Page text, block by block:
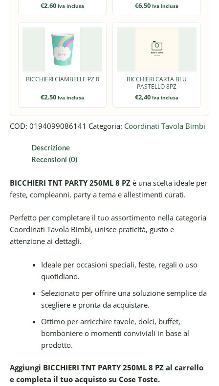
€2,60 Iva inclusa €6,50 Iva inclusa
BICCHIERI CIAMBELLE PZ 8
€2,50 Iva inclusa
BICCHIERI CARTA BLU
PASTELLO 8PZ
€2,40 Iva inclusa
COD: 0194099086141 Categoria: Coordinati Tavola Bimbi
Descrizione
Recensioni (0)
BICCHIERI TNT PARTY 250ML 8 PZ è una scelta ideale per
feste, compleanni, party a tema e allestimenti curati.
Perfetto per completare il tuo assortimento nella categoria
Coordinati Tavola Bimbi, unisce praticità, gusto e
attenzione ai dettagli.
Ideale per occasioni speciali, feste, regali o uso
quotidiano.
Selezionato per offrire una soluzione semplice da
scegliere e pronta da acquistare.
Ottimo per arricchire tavole, dolci, buffet,
bomboniere o momenti conviviali in base al
prodotto.
Aggiungi BICCHIERI TNT PARTY 250ML 8 PZ al carrello
e completa il tuo acquisto su Cose Toste.